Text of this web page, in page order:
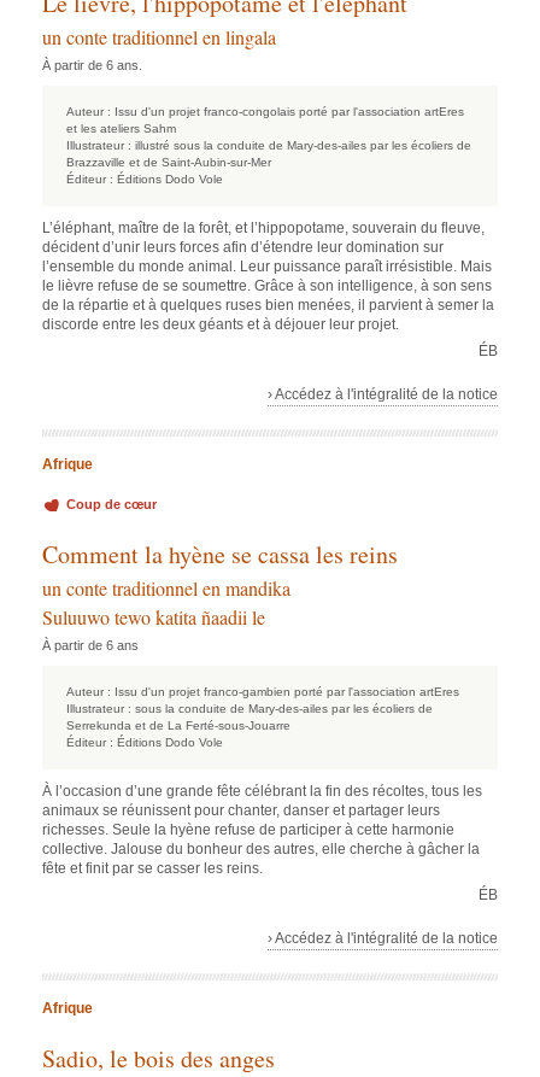
un conte traditionnel en lingala
À partir de 6 ans.
Auteur : Issu d'un projet franco-congolais porté par l'association artEres
et les ateliers Sahm
Illustrateur : illustré sous la conduite de Mary-des-ailes par les écoliers de
Brazzaville et de Saint-Aubin-sur-Mer
Éditeur : Éditions Dodo Vole
L’éléphant, maître de la forêt, et l’hippopotame, souverain du fleuve,
décident d’unir leurs forces afin d’étendre leur domination sur
l’ensemble du monde animal. Leur puissance paraît irrésistible. Mais
le lièvre refuse de se soumettre. Grâce à son intelligence, à son sens
de la répartie et à quelques ruses bien menées, il parvient à semer la
discorde entre les deux géants et à déjouer leur projet.
ÉB
› Accédez à l'intégralité de la notice
Afrique
Coup de cœur
Comment la hyène se cassa les reins
un conte traditionnel en mandika
Suluuwo tewo katita ñaadii le
À partir de 6 ans
Auteur : Issu d'un projet franco-gambien porté par l'association artEres
Illustrateur : sous la conduite de Mary-des-ailes par les écoliers de
Serrekunda et de La Ferté-sous-Jouarre
Éditeur : Éditions Dodo Vole
À l’occasion d’une grande fête célébrant la fin des récoltes, tous les
animaux se réunissent pour chanter, danser et partager leurs
richesses. Seule la hyène refuse de participer à cette harmonie
collective. Jalouse du bonheur des autres, elle cherche à gâcher la
fête et finit par se casser les reins.
ÉB
› Accédez à l'intégralité de la notice
Afrique
Sadio, le bois des anges